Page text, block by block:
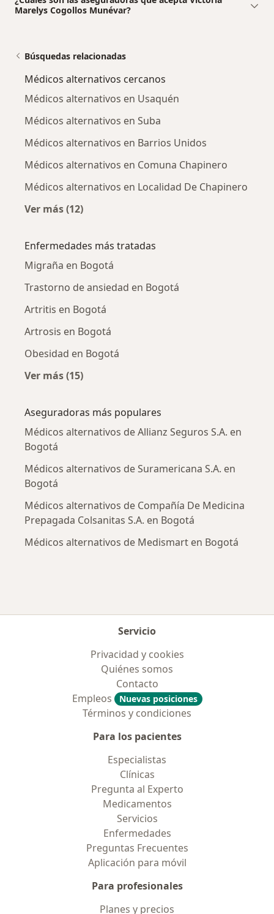
Marelys Cogollos Munévar?
Búsquedas relacionadas
Médicos alternativos cercanos
Médicos alternativos en Usaquén
Médicos alternativos en Suba
Médicos alternativos en Barrios Unidos
Médicos alternativos en Comuna Chapinero
Médicos alternativos en Localidad De Chapinero
Ver más (12)
Enfermedades más tratadas
Migraña en Bogotá
Trastorno de ansiedad en Bogotá
Artritis en Bogotá
Artrosis en Bogotá
Obesidad en Bogotá
Ver más (15)
Aseguradoras más populares
Médicos alternativos de Allianz Seguros S.A. en
Bogotá
Médicos alternativos de Suramericana S.A. en
Bogotá
Médicos alternativos de Compañía De Medicina
Prepagada Colsanitas S.A. en Bogotá
Médicos alternativos de Medismart en Bogotá
Servicio
Privacidad y cookies
Quiénes somos
Contacto
Empleos
Nuevas posiciones
Términos y condiciones
Para los pacientes
Especialistas
Clínicas
Pregunta al Experto
Medicamentos
Servicios
Enfermedades
Preguntas Frecuentes
Aplicación para móvil
Para profesionales
Planes y precios